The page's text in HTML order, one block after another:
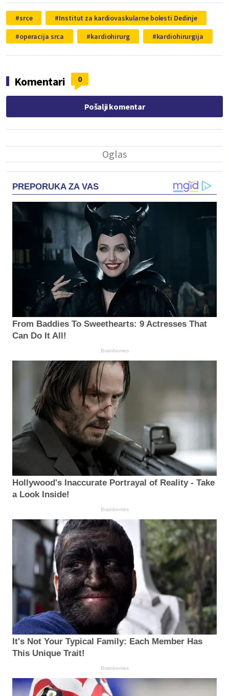
srce
Institut za kardiovaskularne bolesti Dedinje
operacija srca
kardiohirurg kardiohirurgija
Komentari 0
Pošalji komentar
PREPORUKA ZA VAS
From Baddies To Sweethearts: 9 Actresses That
Can Do It All!
Brainberries
Hollywood's Inaccurate Portrayal of Reality - Take
a Look Inside!
Brainberries
It's Not Your Typical Family: Each Member Has
This Unique Trait!
Brainberries